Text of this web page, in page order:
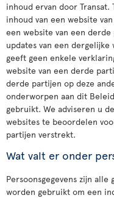
inhoud ervan door
inhoud van een website
een website van een
updates van een
geeft geen enkele
website van een derde
derde partijen op deze
onderworpen aan dit
gebruikt. We adviseren u
websites te beoordelen
partijen verstrekt.
Wat valt er onder
Persoonsgegevens zijn
worden gebruikt om een